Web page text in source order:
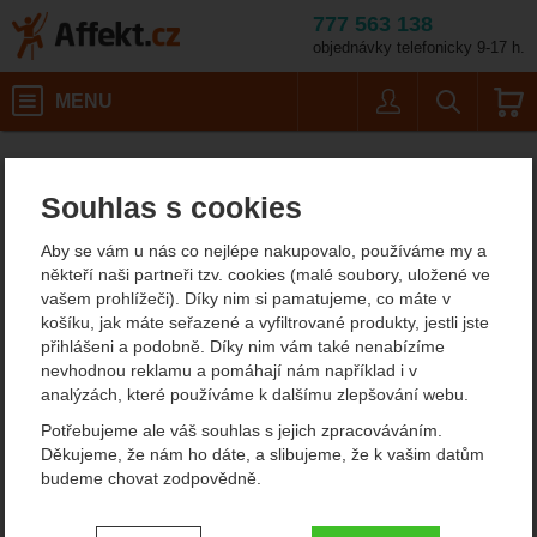
Souhlas s cookies
Aby se vám u nás co nejlépe nakupovalo, používáme my a
někteří naši partneři tzv. cookies (malé soubory, uložené ve
vašem prohlížeči). Díky nim si pamatujeme, co máte v
košíku, jak máte seřazené a vyfiltrované produkty, jestli jste
přihlášeni a podobně. Díky nim vám také nenabízíme
nevhodnou reklamu a pomáhají nám například i v
analýzách, které používáme k dalšímu zlepšování webu.
Potřebujeme ale váš souhlas s jejich zpracováváním.
Děkujeme, že nám ho dáte, a slibujeme, že k vašim datům
budeme chovat zodpovědně.
Nastavení souhlasů s kategoriemi
777 563 138
objednávky telefonicky 9-17 h.
MENU
Victorinox Sada
Victorinox Sada
steakových nožů 12 cm s
dřevěnou rukojetí 2 ks
vlnkované ostří kuchyňský
nůž